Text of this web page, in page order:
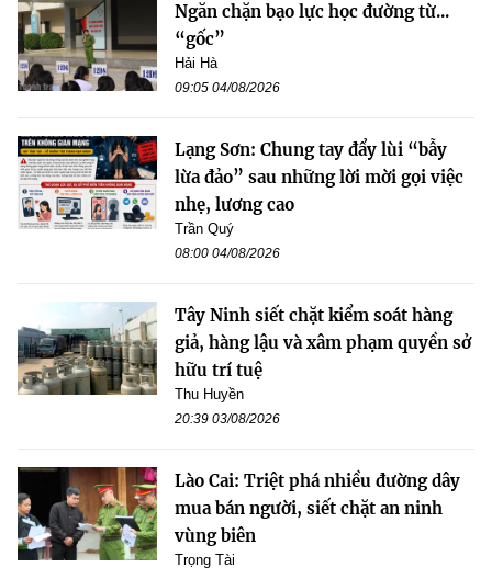
Ngăn chặn bạo lực học đường từ...
“gốc”
Hải Hà
09:05 04/08/2026
Lạng Sơn: Chung tay đẩy lùi “bẫy
lừa đảo” sau những lời mời gọi việc
nhẹ, lương cao
Trần Quý
08:00 04/08/2026
Tây Ninh siết chặt kiểm soát hàng
giả, hàng lậu và xâm phạm quyền sở
hữu trí tuệ
Thu Huyền
20:39 03/08/2026
Lào Cai: Triệt phá nhiều đường dây
mua bán người, siết chặt an ninh
vùng biên
Trọng Tài